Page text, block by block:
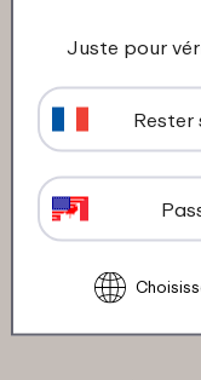
"Leuke
Juste pour
Rester